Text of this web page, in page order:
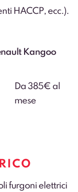
HACCP, ecc.).
Kangoo
Da 385€ al
mese
furgoni elettrici